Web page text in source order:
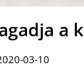
a
03-10